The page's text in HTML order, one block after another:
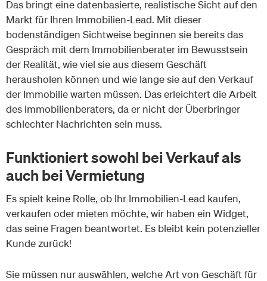
Das bringt eine datenbasierte, realistische Sicht auf den
Markt für Ihren Immobilien-Lead. Mit dieser
bodenständigen Sichtweise beginnen sie bereits das
Gespräch mit dem Immobilienberater im Bewusstsein
der Realität, wie viel sie aus diesem Geschäft
herausholen können und wie lange sie auf den Verkauf
der Immobilie warten müssen. Das erleichtert die Arbeit
des Immobilienberaters, da er nicht der Überbringer
schlechter Nachrichten sein muss.
Funktioniert sowohl bei Verkauf als
auch bei Vermietung
Es spielt keine Rolle, ob Ihr Immobilien-Lead kaufen,
verkaufen oder mieten möchte, wir haben ein Widget,
das seine Fragen beantwortet. Es bleibt kein potenzieller
Kunde zurück!
Sie müssen nur auswählen, welche Art von Geschäft für